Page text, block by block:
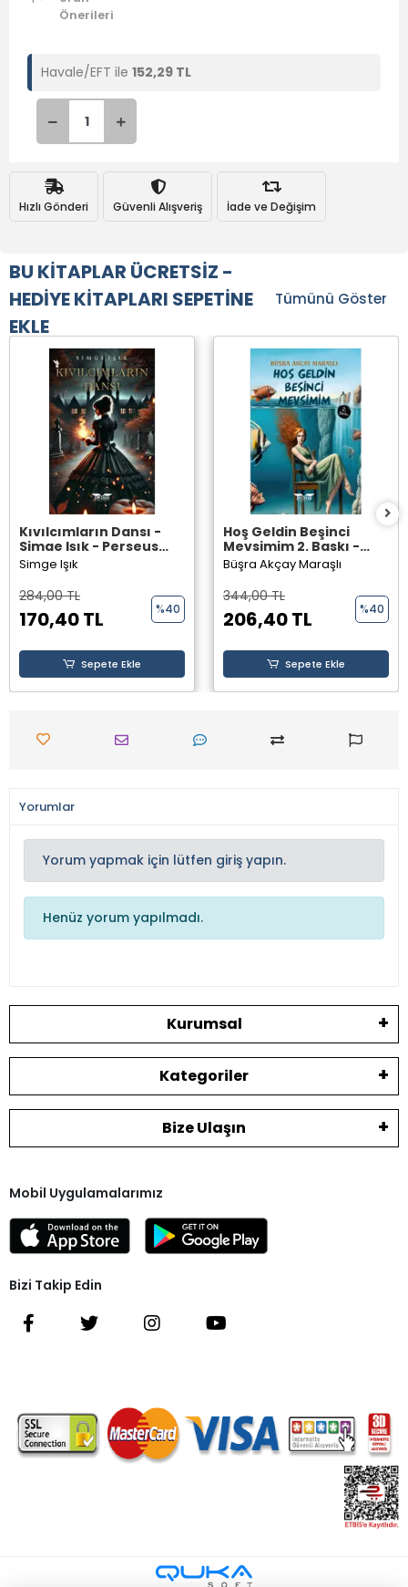
Önerileri
Havale/EFT ile 152,29 TL
Hızlı Gönderi Güvenli Alışveriş İade ve Değişim
BU KİTAPLAR ÜCRETSİZ -
HEDİYE KİTAPLARI SEPETİNE
EKLE
Tümünü Göster
Kıvılcımların Dansı -
Simge Işık - Perseus
Yayınevi -
Simge Işık
284,00 TL
170,40 TL %40
Sepete Ekle
Hoş Geldin Beşinci
Mevsimim 2. Baskı -
Büşra Akçay Maraşlı -
Perseus Yayınevi -
Büşra Akçay Maraşlı
344,00 TL
206,40 TL %40
Sepete Ekle
Yorumlar
Yorum yapmak için lütfen giriş yapın.
Henüz yorum yapılmadı.
Kurumsal
Kategoriler
Bize Ulaşın
Mobil Uygulamalarımız
Bizi Takip Edin